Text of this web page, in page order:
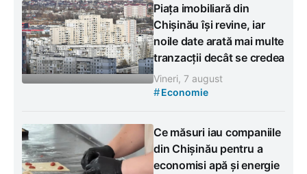
Piața imobiliară din
Chișinău își revine, iar
noile date arată mai multe
tranzacții decât se credea
Vineri, 7 august
#Economie
Ce măsuri iau companiile
din Chișinău pentru a
economisi apă și energie